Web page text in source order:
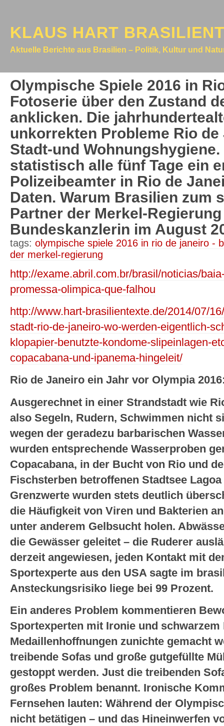
KLAUS HART
Aktuelle Berichte aus Brasilien – Politik, Kultur und
Olympische Spiele 2016 in
Fotoserie über den Zustand
anklicken. Die
unkorrekten Probleme Rio
Stadt-und
statistisch alle fünf Tage ein
Polizeibeamter in Rio de
Daten. Warum Brasilien zum
Partner der Merkel-
Bundeskanzlerin im August
tags: olympische spiele 2016 in rio de janeiro -
der merkel-regierung
http://exame.abril.com.br/brasil/noticias/
promessa-olimpica-que-falhou
http://www.hart-brasilientexte.de/2014/07/
stadt-rio-de-janeiro-wo-werden-eigentlich-
klopapier-benutzte-kondome-slipeinlagen-
copacabana-und-ipanema-hingeleit/
Rio de Janeiro ein Jahr vor Olympia
Ausgerechnet in einer Strandstadt wie
also Segeln, Rudern, Schwimmen nicht
wegen der geradezu barbarischen
wurden entsprechende Wasserproben
Copacabana, in der Bucht von Rio und
Fischsterben betroffenen Stadtsee
Grenzwerte wurden stets deutlich
die Häufigkeit von Viren und Bakterien
unter anderem Gelbsucht holen.
die Gewässer geleitet – die Ruderer
derzeit angewiesen, jeden Kontakt mit
Sportexperte aus den USA sagte im
Ansteckungsrisiko liege bei 99 Prozent.
Ein anderes Problem kommentieren
Sportexperten mit Ironie und schwarzem
Medaillenhoffnungen zunichte gemacht
treibende Sofas und große gutgefüllte
gestoppt werden. Just die treibenden
großes Problem benannt. Ironische
Fernsehen lauten: Während der
nicht betätigen – und das Hineinwerfen